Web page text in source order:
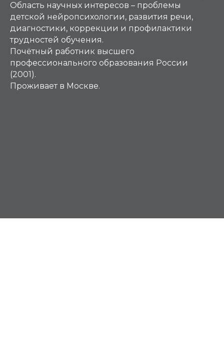
Область научных интересов – проблемы
детской нейропсихологии, развития речи,
диагностики, коррекции и профилактики
трудностей обучения.
Почётный работник высшего
профессионального образования России
(2001).
Проживает в Москве.